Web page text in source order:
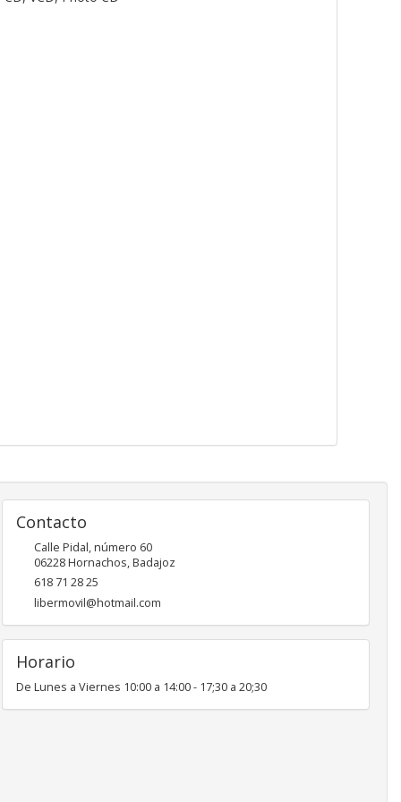
Contacto
Calle Pidal, número 60
06228Hornachos,Badajoz
618 71 28 25
libermovil@hotmail.com
Horario
De Lunes a Viernes 10:00 a 14:00 - 17;30 a 20;30